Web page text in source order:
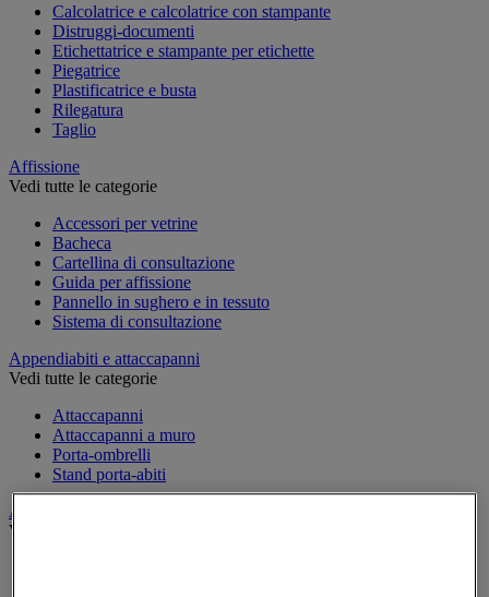
Calcolatrice e calcolatrice con stampante
Distruggi-documenti
Etichettatrice e stampante per etichette
Piegatrice
Plastificatrice e busta
Rilegatura
Taglio
Affissione
Vedi tutte le categorie
Accessori per vetrine
Bacheca
Cartellina di consultazione
Guida per affissione
Pannello in sughero e in tessuto
Sistema di consultazione
Appendiabiti e attaccapanni
Vedi tutte le categorie
Attaccapanni
Attaccapanni a muro
Porta-ombrelli
Stand porta-abiti
Armadio e archiviazione
Vedi tutte le categorie